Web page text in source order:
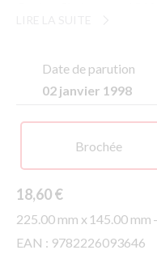
parcours qui fut le leur
Alliant la précision de
romancier,Le Regard et la
Date de parution
02 janvier 1998
Brochée
18,60 €
225.00 mm x 145.00 mm
EAN : 9782226093646